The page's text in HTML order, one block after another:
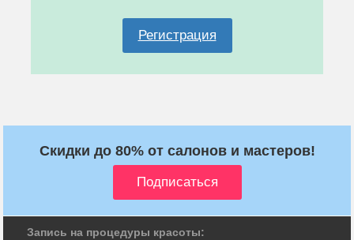
Регистрация
Скидки до 80% от салонов и мастеров!
Запись на процедуры красоты: